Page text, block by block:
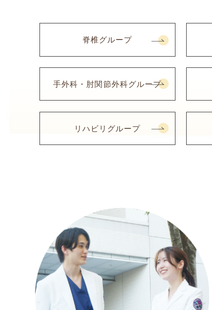
脊椎グループ
手外科・肘関節外科グループ
リハビリグループ